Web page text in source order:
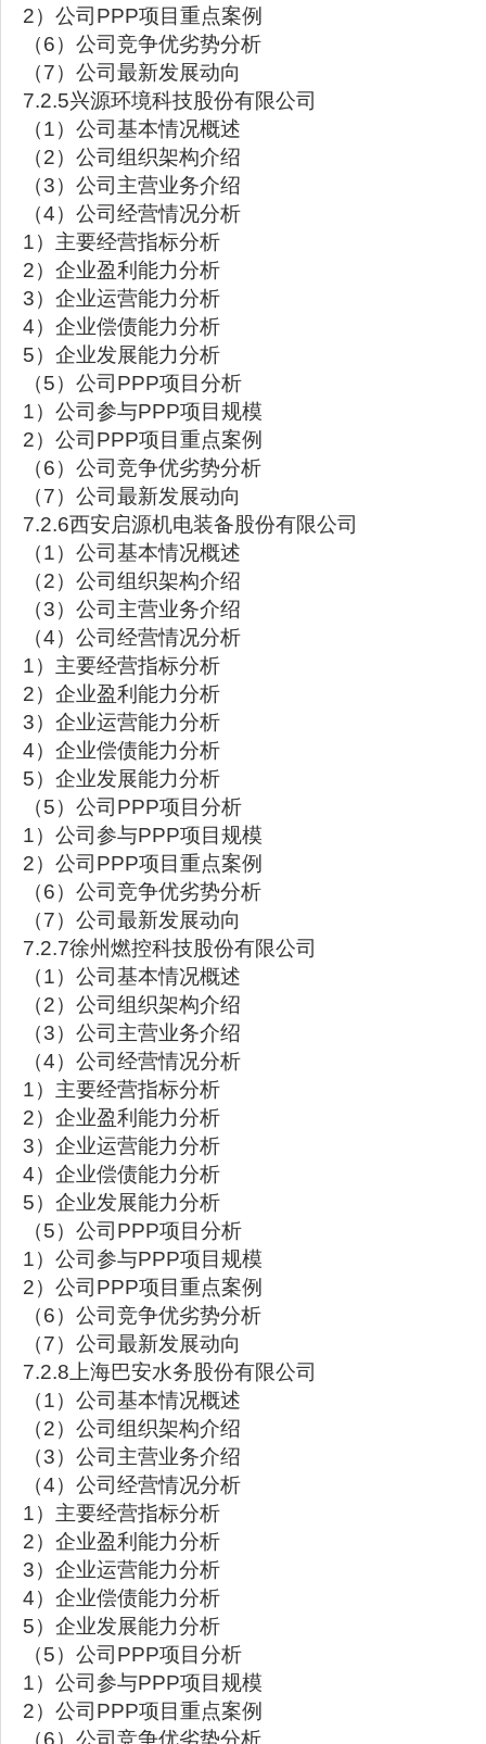
2）公司PPP项目重点案例
（6）公司竞争优劣势分析
（7）公司最新发展动向
7.2.5兴源环境科技股份有限公司
（1）公司基本情况概述
（2）公司组织架构介绍
（3）公司主营业务介绍
（4）公司经营情况分析
1）主要经营指标分析
2）企业盈利能力分析
3）企业运营能力分析
4）企业偿债能力分析
5）企业发展能力分析
（5）公司PPP项目分析
1）公司参与PPP项目规模
2）公司PPP项目重点案例
（6）公司竞争优劣势分析
（7）公司最新发展动向
7.2.6西安启源机电装备股份有限公司
（1）公司基本情况概述
（2）公司组织架构介绍
（3）公司主营业务介绍
（4）公司经营情况分析
1）主要经营指标分析
2）企业盈利能力分析
3）企业运营能力分析
4）企业偿债能力分析
5）企业发展能力分析
（5）公司PPP项目分析
1）公司参与PPP项目规模
2）公司PPP项目重点案例
（6）公司竞争优劣势分析
（7）公司最新发展动向
7.2.7徐州燃控科技股份有限公司
（1）公司基本情况概述
（2）公司组织架构介绍
（3）公司主营业务介绍
（4）公司经营情况分析
1）主要经营指标分析
2）企业盈利能力分析
3）企业运营能力分析
4）企业偿债能力分析
5）企业发展能力分析
（5）公司PPP项目分析
1）公司参与PPP项目规模
2）公司PPP项目重点案例
（6）公司竞争优劣势分析
（7）公司最新发展动向
7.2.8上海巴安水务股份有限公司
（1）公司基本情况概述
（2）公司组织架构介绍
（3）公司主营业务介绍
（4）公司经营情况分析
1）主要经营指标分析
2）企业盈利能力分析
3）企业运营能力分析
4）企业偿债能力分析
5）企业发展能力分析
（5）公司PPP项目分析
1）公司参与PPP项目规模
2）公司PPP项目重点案例
（6）公司竞争优劣势分析